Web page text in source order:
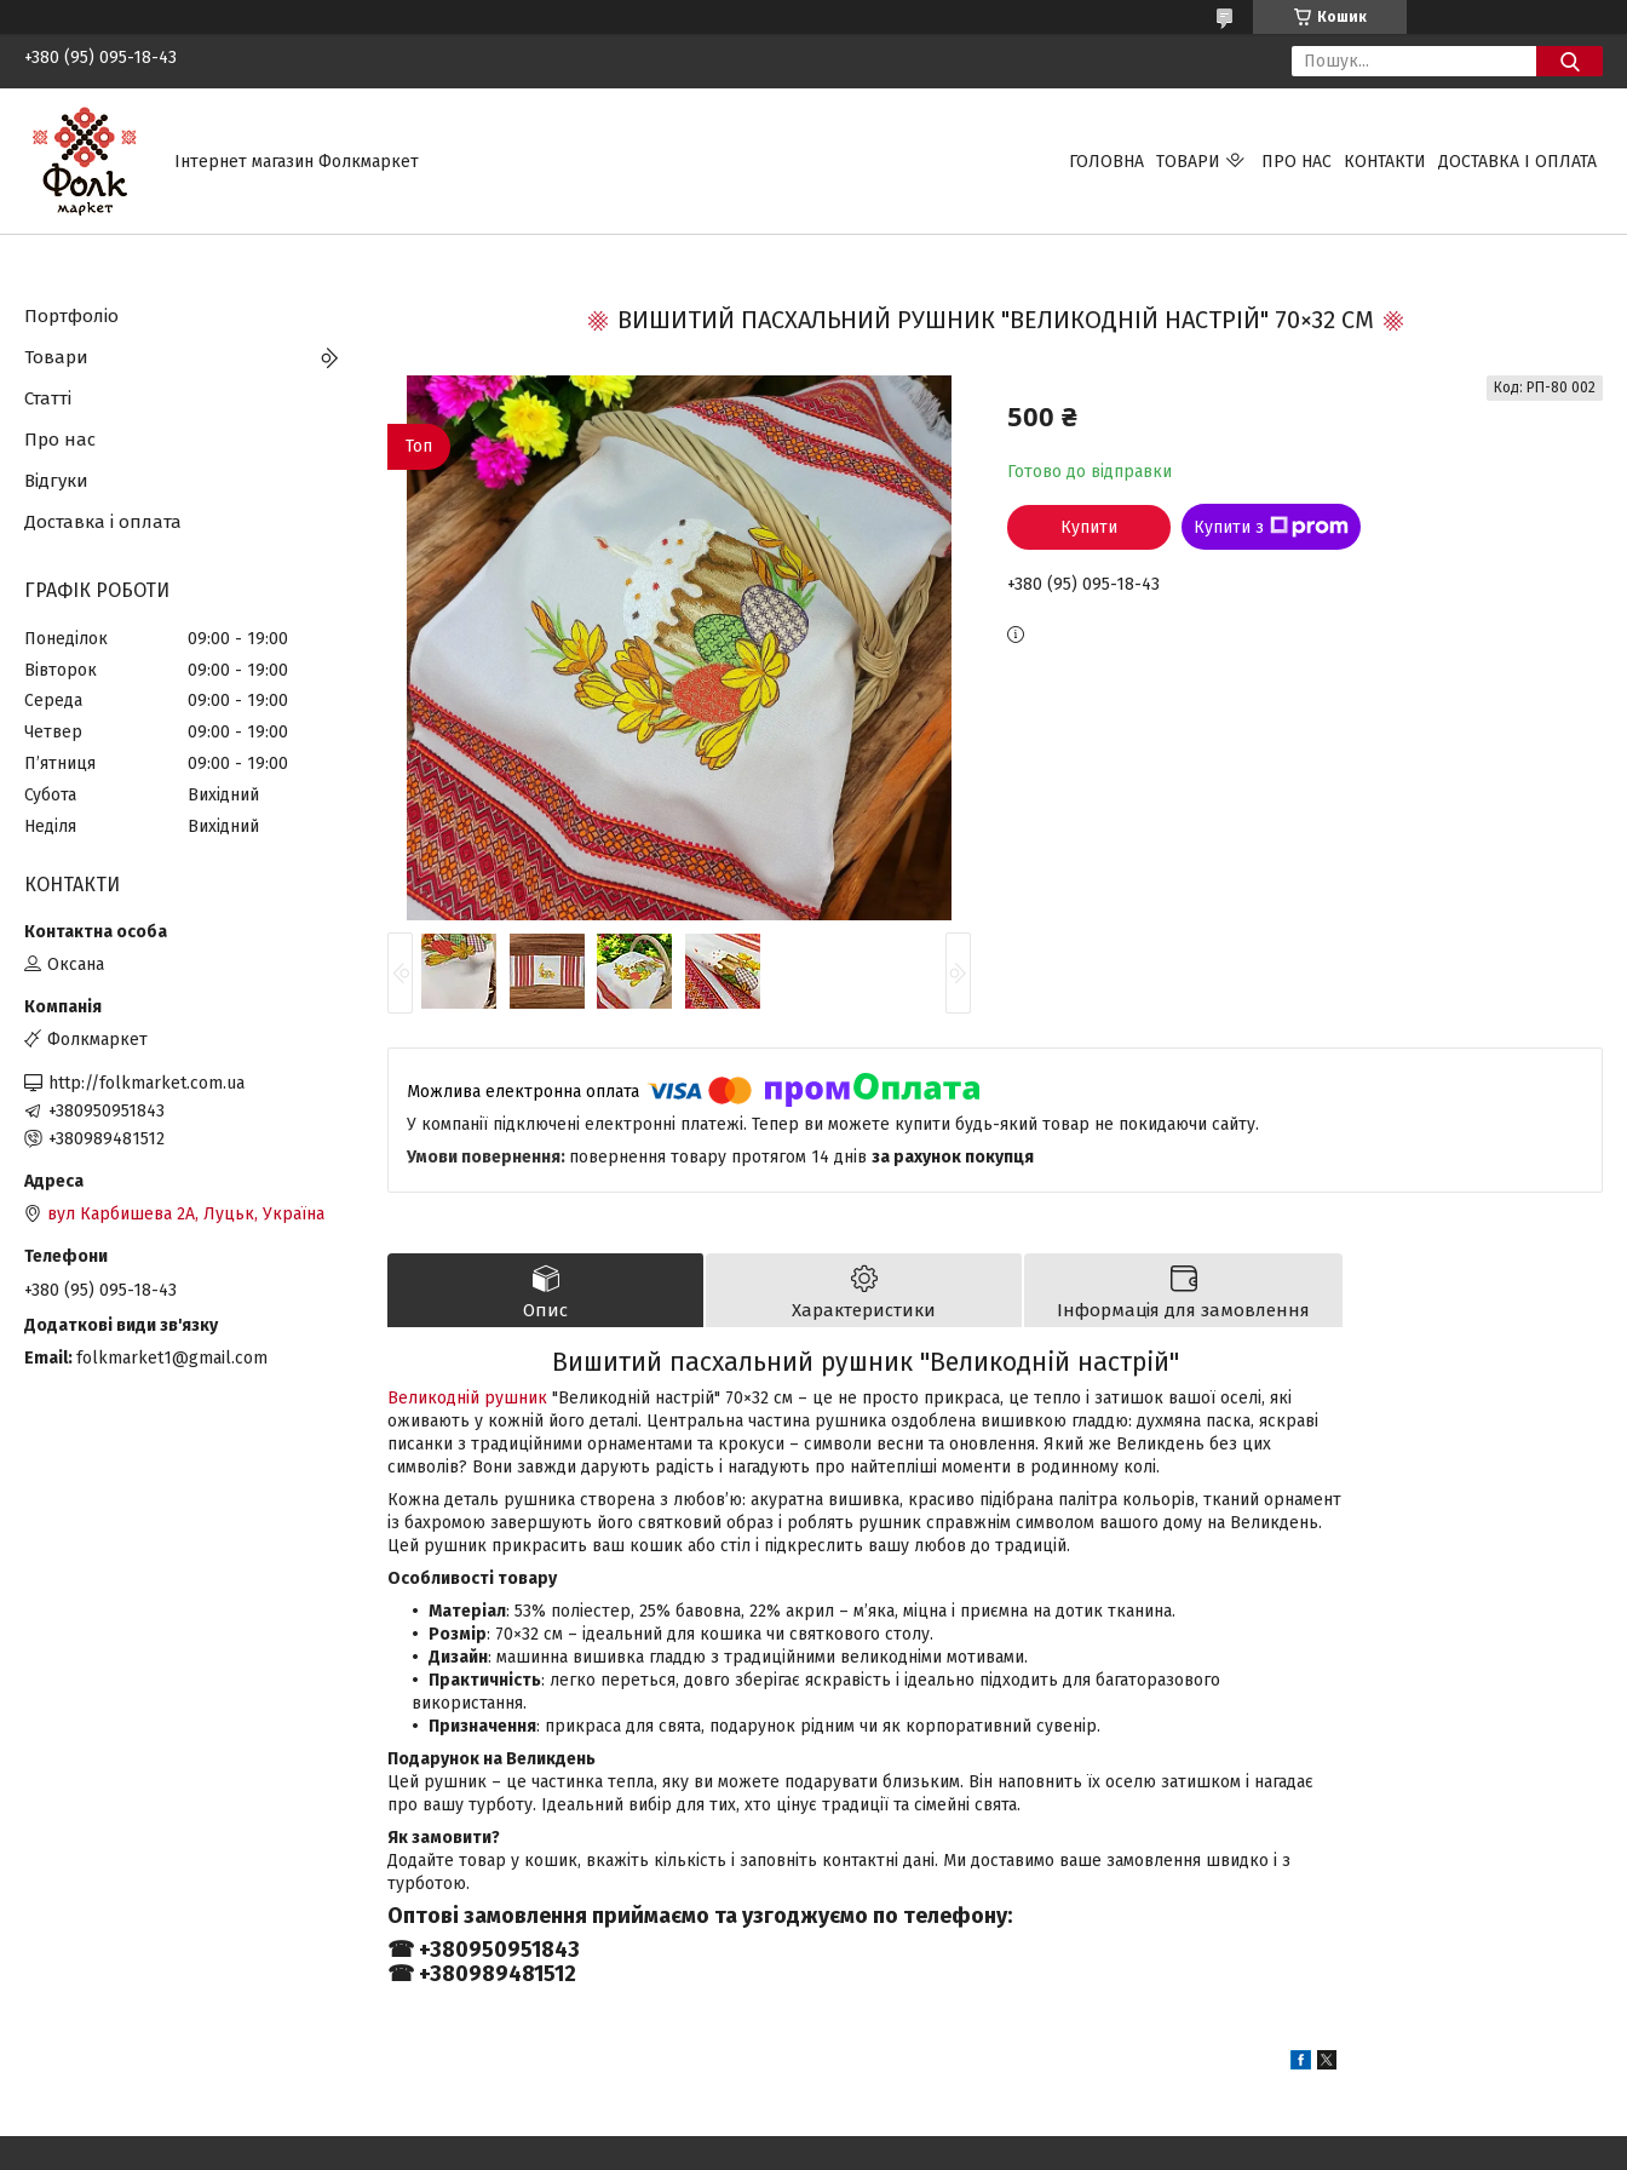
Кошик
+380 (95) 095-18-43
Інтернет магазин Фолкмаркет ГОЛОВНА ТОВАРИ ПРО НАС КОНТАКТИ ДОСТАВКА І ОПЛАТА
ВИШИТИЙ ПАСХАЛЬНИЙ РУШНИК "ВЕЛИКОДНІЙ НАСТРІЙ" 70×32 СМ
Топ
500 ₴
Готово до відправки
Код: РП-80 002
Купити Купити з
+380 (95) 095-18-43
У компанії підключені електронні платежі. Тепер ви можете купити будь-який товар не покидаючи сайту.
повернення товару протягом 14 днів за рахунок покупця
Опис Характеристики Інформація для замовлення
Вишитий пасхальний рушник "Великодній настрій"
Великодній рушник "Великодній настрій" 70×32 см – це не просто прикраса, це тепло і затишок вашої оселі, які
оживають у кожній його деталі. Центральна частина рушника оздоблена вишивкою гладдю: духмяна паска, яскраві
писанки з традиційними орнаментами та крокуси – символи весни та оновлення. Який же Великдень без цих
символів? Вони завжди дарують радість і нагадують про найтепліші моменти в родинному колі.
Кожна деталь рушника створена з любов’ю: акуратна вишивка, красиво підібрана палітра кольорів, тканий орнамент
із бахромою завершують його святковий образ і роблять рушник справжнім символом вашого дому на Великдень.
Цей рушник прикрасить ваш кошик або стіл і підкреслить вашу любов до традицій.
Особливості товару
Матеріал: 53% поліестер, 25% бавовна, 22% акрил – м’яка, міцна і приємна на дотик тканина.
Розмір: 70×32 см – ідеальний для кошика чи святкового столу.
Дизайн: машинна вишивка гладдю з традиційними великодніми мотивами.
Практичність: легко переться, довго зберігає яскравість і ідеально підходить для багаторазового
використання.
Призначення: прикраса для свята, подарунок рідним чи як корпоративний сувенір.
Подарунок на Великдень
Цей рушник – це частинка тепла, яку ви можете подарувати близьким. Він наповнить їх оселю затишком і нагадає
про вашу турботу. Ідеальний вибір для тих, хто цінує традиції та сімейні свята.
Як замовити?
Додайте товар у кошик, вкажіть кількість і заповніть контактні дані. Ми доставимо ваше замовлення швидко і з
турботою.
Оптові замовлення приймаємо та узгоджуємо по телефону:
☎ +380950951843
☎ +380989481512
Портфоліо
Товари
Статті
Про нас
Відгуки
Доставка і оплата
ГРАФІК РОБОТИ
Понеділок 09:00
19:00
Вівторок
09:00
19:00
Середа
09:00
19:00
Четвер
09:00
19:00
Пʼятниця
09:00
19:00
Субота
Вихідний
Неділя
Вихідний
КОНТАКТИ
Оксана
Фолкмаркет
http://folkmarket.com.ua
+380950951843
+380989481512
вул Карбишева 2А, Луцьк, Україна
+380 (95) 095-18-43
Email folkmarket1@gmail.com